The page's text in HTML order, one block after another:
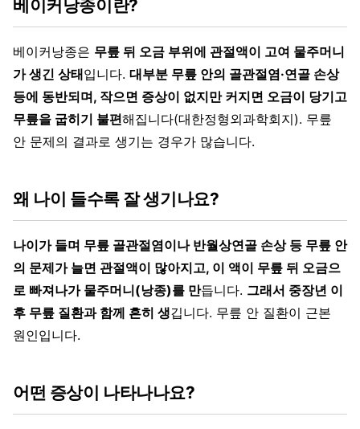
베이커낭종이란?
베이커낭종은 무릎 뒤 오금 부위에 관절액이 고여 물주머니
가 생긴 상태입니다. 대부분 무릎 안의 골관절염·연골 손상
등에 동반되며, 작으면 증상이 없지만 커지면 오금이 당기고
무릎을 굽히기 불편해집니다(대한정형외과학회지). 무릎
안 문제의 결과로 생기는 경우가 많습니다.
왜 나이 들수록 잘 생기나요?
나이가 들며 무릎 골관절염이나 반월상연골 손상 등 무릎 안
의 문제가 늘면 관절액이 많아지고, 이 액이 무릎 뒤 오금으
로 빠져나가 물주머니(낭종)를 만듭니다. 그래서 중장년 이
후 무릎 질환과 함께 흔히 생깁니다. 무릎 안 질환이 근본
원인입니다.
어떤 증상이 나타나나요?